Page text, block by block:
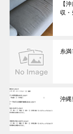
【
収・
糸
沖